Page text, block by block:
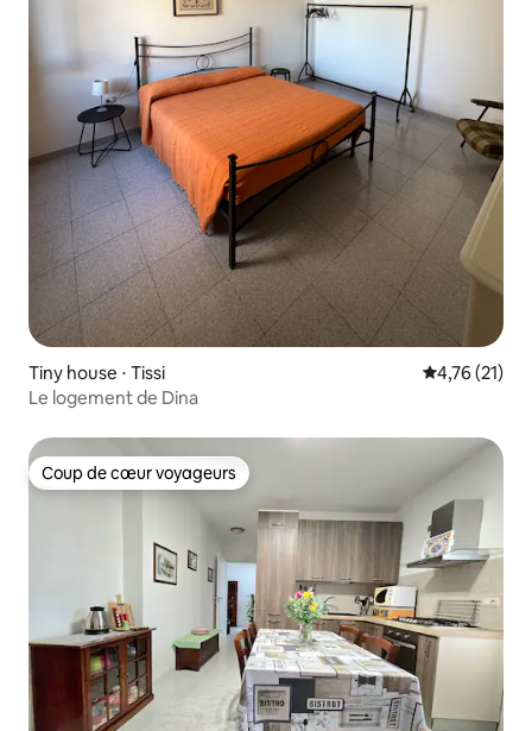
Tiny house ⋅ Tissi Évaluation
4,76 (21)
Le logement de Dina
Coup de cœur voyageurs
Coup de cœur voyageurs